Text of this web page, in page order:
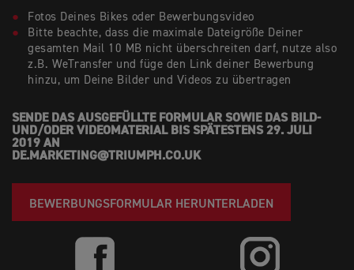
Fotos Deines Bikes oder Bewerbungsvideo
Bitte beachte, dass die maximale Dateigröße Deiner
gesamten Mail 10 MB nicht überschreiten darf, nutze also
z.B. WeTransfer und füge den Link deiner Bewerbung
hinzu, um Deine Bilder und Videos zu übertragen
SENDE DAS AUSGEFÜLLTE FORMULAR SOWIE DAS BILD-
UND/ODER VIDEOMATERIAL BIS SPÄTESTENS 29. JULI
2019 AN
DE.MARKETING@TRIUMPH.CO.UK
BEWERBUNGSFORMULAR HERUNTERLADEN